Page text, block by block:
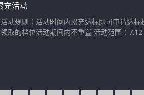
充活动
动规则：活动时间内累充达标即可申请达
取的档位活动期间内不重置 活动范围：